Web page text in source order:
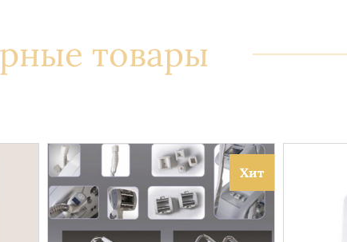
товары
Хит